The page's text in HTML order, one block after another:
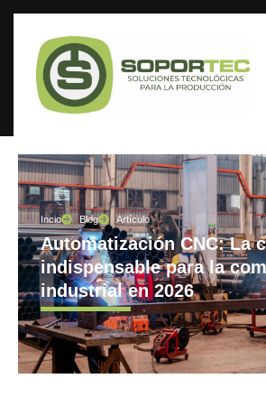
Incio Blog Artículo
Automatización CNC: La
indispensable para la
industrial en 2026